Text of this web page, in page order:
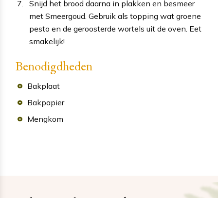
Snijd het brood daarna in plakken en besmeer
met Smeergoud. Gebruik als topping wat groene
pesto en de geroosterde wortels uit de oven. Eet
smakelijk!
Benodigdheden
Bakplaat
Bakpapier
Mengkom